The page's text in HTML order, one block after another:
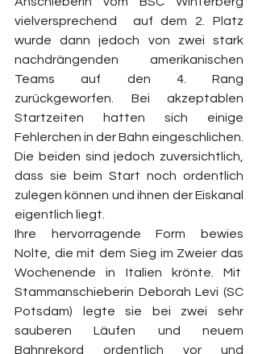
vielversprechend  auf dem 2. Platz
wurde dann jedoch von zwei stark
nachdrängenden amerikanischen
Teams auf den 4. Rang
zurückgeworfen. Bei akzeptablen
Startzeiten hatten sich einige
Fehlerchen in der Bahn eingeschlichen.
Die beiden sind jedoch zuversichtlich,
dass sie beim Start noch ordentlich
zulegen können und ihnen der Eiskanal
eigentlich liegt.
Ihre hervorragende Form bewies
Nolte, die mit dem Sieg im Zweier das
Wochenende in Italien krönte. Mit
Stammanschieberin Deborah Levi (SC
Potsdam) legte sie bei zwei sehr
sauberen Läufen und neuem
Bahnrekord ordentlich vor und